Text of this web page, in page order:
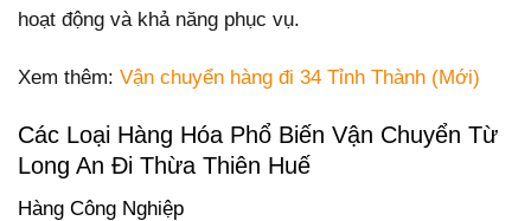
hoạt động và khả năng phục vụ.
Xem thêm: Vận chuyển hàng đi 34 Tỉnh Thành (Mới)
Các Loại Hàng Hóa Phổ Biến Vận Chuyển Từ
Long An Đi Thừa Thiên Huế
Hàng Công Nghiệp